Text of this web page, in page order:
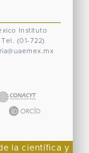
Instituto
(01-722)
la científica y